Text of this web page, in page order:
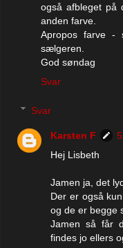
også afbleget på
anden farve.
Apropos farve -
sælgeren.
God søndag
Svar
Svar
Karsten F
Hej Lisbeth
Jamen ja, det
Der er også
og de er begge
Jamen så får
findes jo ellers